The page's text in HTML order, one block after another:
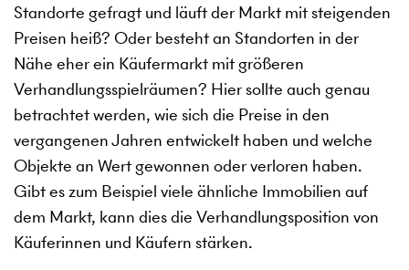
Standorte gefragt und läuft der Markt mit steigenden
Preisen heiß? Oder besteht an Standorten in der
Nähe eher ein Käufermarkt mit größeren
Verhandlungsspielräumen? Hier sollte auch genau
betrachtet werden, wie sich die Preise in den
vergangenen Jahren entwickelt haben und welche
Objekte an Wert gewonnen oder verloren haben.
Gibt es zum Beispiel viele ähnliche Immobilien auf
dem Markt, kann dies die Verhandlungsposition von
Käuferinnen und Käufern stärken.